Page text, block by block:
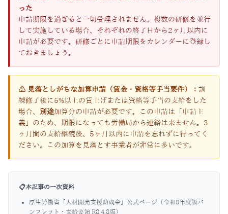
った
申請期限を過ぎると一切受理されません。複数の研修を並行
して実施している場合、それぞれの終了日から2ヶ月以内に
申請が必要です。研修ごとに申請期限をカレンダーに登録し
ておきましょう。
⚠ 見落としがちな加算申請（賃金・資格等手当要件）： 訓
練修了後に5%以上の賃上げまたは資格等手当の支給をした
場合、 別途加算分の申請が必要です。この申請は「申請主
義」のため、期限になっても労働局から連絡は来ません。3
ヶ月間の支給継続後、5ヶ月以内に申請を忘れずに行ってく
ださい。この加算を見落とす事業者が非常に多いです。
📋本記事の一次資料
厚生労働省「人材開発支援助成金」公式ページ（令和8年度版パ
ンフレット・支給要領 R8.4.8版）